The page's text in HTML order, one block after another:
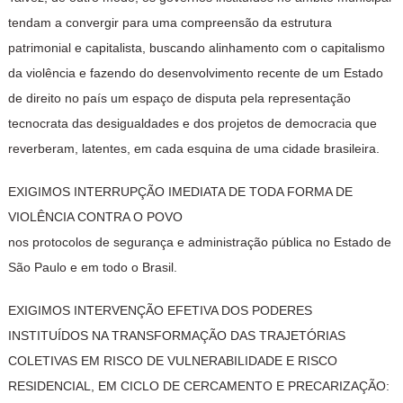
tendam a convergir para uma compreensão da estrutura
patrimonial e capitalista, buscando alinhamento com o capitalismo
da violência e fazendo do desenvolvimento recente de um Estado
de direito no país um espaço de disputa pela representação
tecnocrata das desigualdades e dos projetos de democracia que
reverberam, latentes, em cada esquina de uma cidade brasileira.
EXIGIMOS INTERRUPÇÃO IMEDIATA DE TODA FORMA DE
VIOLÊNCIA CONTRA O POVO
nos protocolos de segurança e administração pública no Estado de
São Paulo e em todo o Brasil.
EXIGIMOS INTERVENÇÃO EFETIVA DOS PODERES
INSTITUÍDOS NA TRANSFORMAÇÃO DAS TRAJETÓRIAS
COLETIVAS EM RISCO DE VULNERABILIDADE E RISCO
RESIDENCIAL, EM CICLO DE CERCAMENTO E PRECARIZAÇÃO: